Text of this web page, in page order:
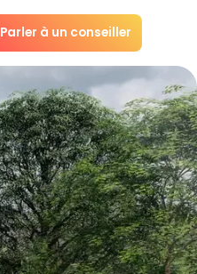
Parler à un conseiller